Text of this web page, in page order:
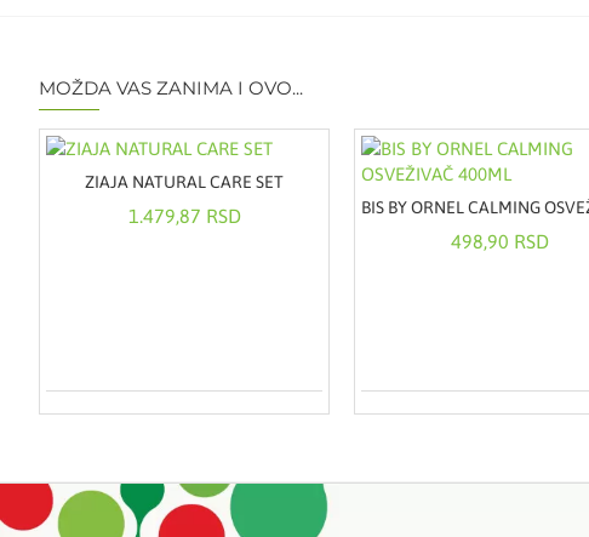
MOŽDA VAS ZANIMA I OVO...
ZIAJA NATURAL CARE SET
1.479,87 RSD
498,90 RSD